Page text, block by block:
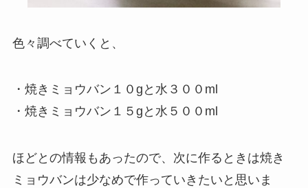
色々調べていくと、
・焼きミョウバン１０gと水３００ml
・焼きミョウバン１５gと水５００ml
ほどとの情報もあったので、次に作るときは焼き
ミョウバンは少なめで作っていきたいと思いま